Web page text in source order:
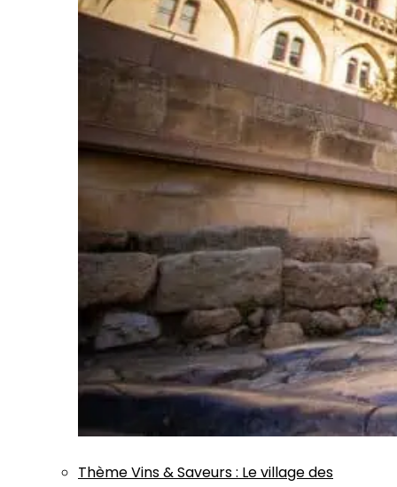
ThèmeVins & Saveurs: Le village des